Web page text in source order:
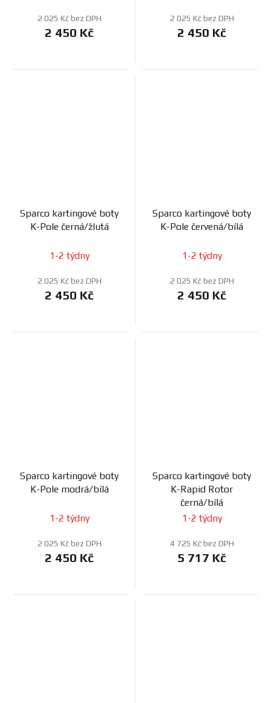
2 025 Kč bez DPH
2 450 Kč
2 025 Kč bez DPH
2 450 Kč
Sparco kartingové boty
K-Pole černá/žlutá
1-2 týdny
2 025 Kč bez DPH
2 450 Kč
Sparco kartingové boty
K-Pole červená/bílá
1-2 týdny
2 025 Kč bez DPH
2 450 Kč
Sparco kartingové boty
K-Pole modrá/bílá
1-2 týdny
2 025 Kč bez DPH
2 450 Kč
Sparco kartingové boty
K-Rapid Rotor
černá/bílá
1-2 týdny
4 725 Kč bez DPH
5 717 Kč